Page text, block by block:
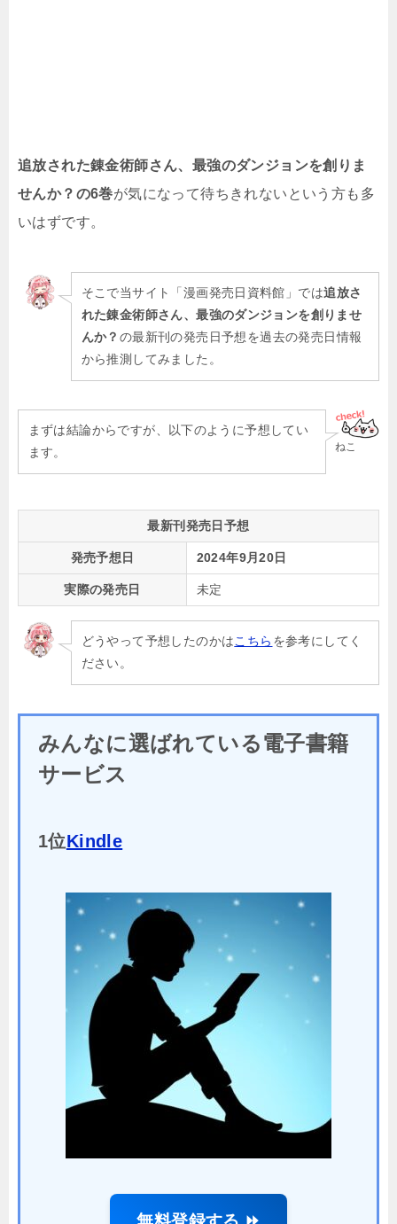
追放された錬金術師さん、最強のダンジョンを創りま
せんか？の6巻が気になって待ちきれないという方も多
いはずです。
そこで当サイト「漫画発売日資料館」では追放さ
れた錬金術師さん、最強のダンジョンを創りませ
んか？ の最新刊の発売日予想を過去の発売日情報
から推測してみました。
ねこ
まずは結論からですが、以下のように予想してい
ます。
最新刊発売日予想
発売予想日 2024年9月20日
実際の発売日 未定
どうやって予想したのかはこちら を参考にしてく
ださい。
みんなに選ばれている電子書籍
サービス
1位Kindle